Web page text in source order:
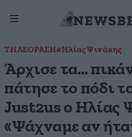
ΤΗΛΕΟΡΑΣΗ#Ηλίας Ψινάκης
Άρχισε τα…
πάτησε το πόδι
Just2us o Ηλίας
«Ψάχναμε αν